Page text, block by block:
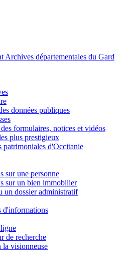
Archives départementales du Gard
données publiques
formulaires, notices et vidéos
plus prestigieux
patrimoniales d'Occitanie
sur une personne
sur un bien immobilier
un dossier administratif
d'informations
de recherche
la visionneuse